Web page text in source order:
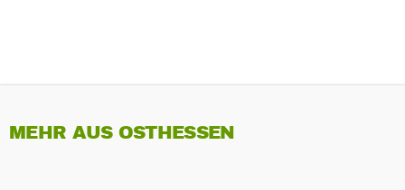
MEHR AUS OSTHESSEN